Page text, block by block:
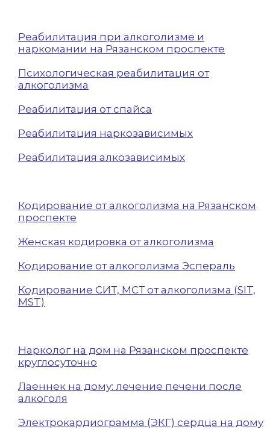
Реабилитация при алкоголизме и
наркомании на Рязанском проспекте
Психологическая реабилитация от
алкоголизма
Реабилитация от спайса
Реабилитация наркозависимых
Реабилитация алкозависимых
Кодирование от алкоголизма на Рязанском
проспекте
Женская кодировка от алкоголизма
Кодирование от алкоголизма Эспераль
Кодирование СИТ, МСТ от алкоголизма (SIT,
MST)
Нарколог на дом на Рязанском проспекте
круглосуточно
Лаеннек на дому: лечение печени после
алкоголя
Электрокардиограмма (ЭКГ) сердца на дому